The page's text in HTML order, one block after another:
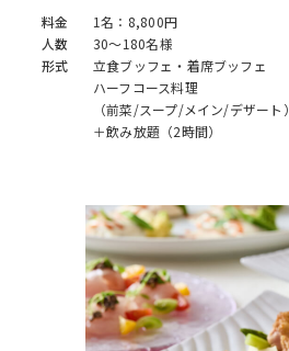
料金
1名：8,800円
人数
30～180名様
形式
立食ブッフェ・着席ブッフェ
ハーフコース料理
（前菜/スープ/メイン/デザート）
＋飲み放題（2時間）